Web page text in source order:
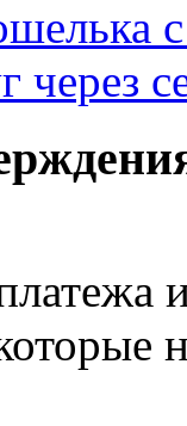
через